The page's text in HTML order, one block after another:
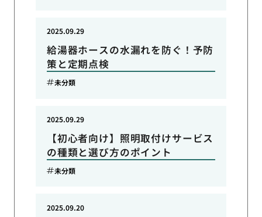
給湯器ホースの水漏れを防ぐ！予防
策と定期点検
2025.09.29
未分類
【初心者向け】照明取付けサービス
の種類と選び方のポイント
2025.09.29
未分類
2025.09.20